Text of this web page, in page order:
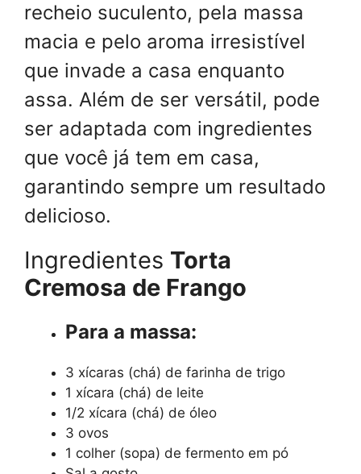
recheio suculento, pela massa
macia e pelo aroma irresistível
que invade a casa enquanto
assa. Além de ser versátil, pode
ser adaptada com ingredientes
que você já tem em casa,
garantindo sempre um resultado
delicioso.
Ingredientes Torta
Cremosa de Frango
Para a massa:
3 xícaras (chá) de farinha de trigo
1 xícara (chá) de leite
1/2 xícara (chá) de óleo
3 ovos
1 colher (sopa) de fermento em pó